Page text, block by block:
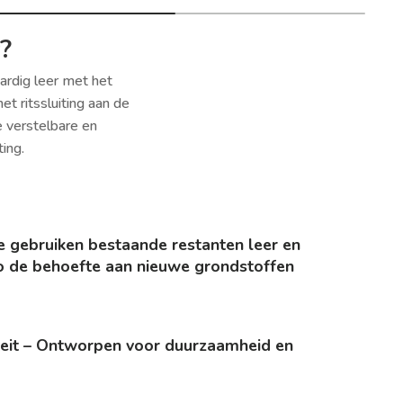
leer met het
ritssluiting aan de
verstelbare en
gebruiken bestaande restanten leer en
de behoefte aan nieuwe grondstoffen
– Ontworpen voor duurzaamheid en